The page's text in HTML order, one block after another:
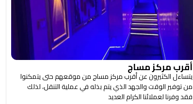
أقرب مركز مساج
يتساءل الكثيرون عن أقرب مركز مساج من موقعهم حتى يتمكنوا
من توفير الوقت والجهد الذي يتم بذله في عملية التنقل، لذلك
فقد وفرنا لعملائنا الكرام العديد